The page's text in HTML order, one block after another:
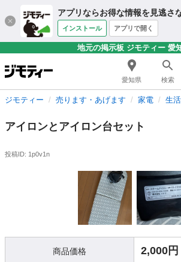
アプリならお得な情報を見逃さ
インストール アプリで開く
地元の掲示板 ジモティー 愛
愛知県 検索
ジモティー 売ります・あげます 家電 生
アイロンとアイロン台セット
投稿ID: 1p0v1n
商品価格 2,000円